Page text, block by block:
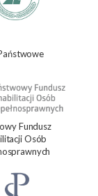
Fundusz
Osób